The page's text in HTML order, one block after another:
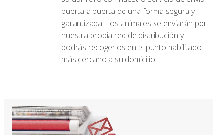
puerta a puerta de una forma segura y
garantizada. Los animales se enviarán por
nuestra propia red de distribución y
podrás recogerlos en el punto habilitado
más cercano a su domicilio.